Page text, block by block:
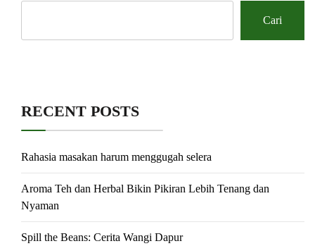
Cari
RECENT POSTS
Rahasia masakan harum menggugah selera
Aroma Teh dan Herbal Bikin Pikiran Lebih Tenang dan
Nyaman
Spill the Beans: Cerita Wangi Dapur